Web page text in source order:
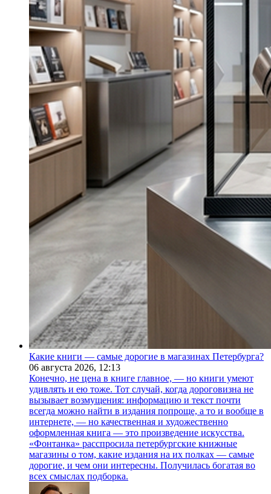
Какие книги — самые дорогие в магазинах Петербурга?
06 августа 2026, 12:13
Конечно, не цена в книге главное, — но книги умеют
удивлять и ею тоже. Тот случай, когда дороговизна не
вызывает возмущения: информацию и текст почти
всегда можно найти в издания попроще, а то и вообще в
интернете, — но качественная и художественно
оформленная книга — это произведение искусства.
«Фонтанка» расспросила петербургские книжные
магазины о том, какие издания на их полках — самые
дорогие, и чем они интересны. Получилась богатая во
всех смыслах подборка.